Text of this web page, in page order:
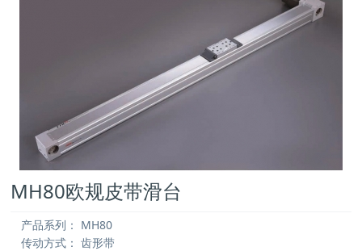
MH80欧规皮带滑台
产品系列： MH80
传动方式： 齿形带